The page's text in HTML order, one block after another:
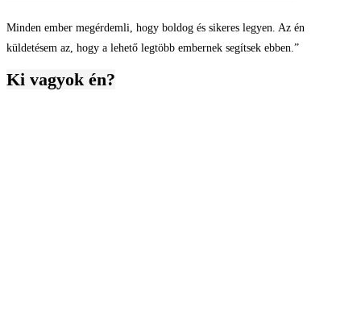
Minden ember megérdemli, hogy boldog és sikeres legyen. Az én
küldetésem az, hogy a lehető legtöbb embernek segítsek ebben.”
Ki vagyok én?